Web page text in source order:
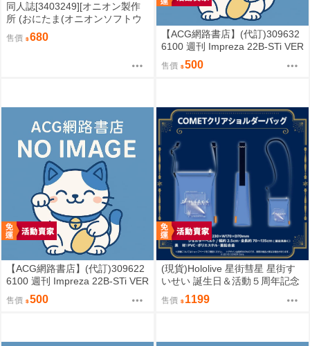
同人誌[3403249][オニオン製作
所 (おにたま(オニオンソフトウ
ェア))]昭和のカオスなゲームセ
ンター PART 2 (其他)
售價 680
【ACG網路書店】(代訂)309632
6100 週刊 Impreza 22B-STi VER
SION をつくる (10)
售價 500
【ACG網路書店】(代訂)309622
6100 週刊 Impreza 22B-STi VER
SION をつくる (9)
售價 500
(現貨)Hololive 星街彗星 星街す
いせい 誕生日＆活動５周年記念
COMET透明側背包 單肩背包
售價 1199